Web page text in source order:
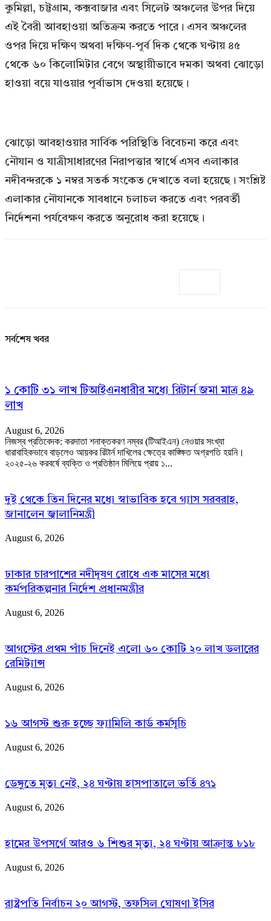
কুমিল্লা, চট্টগ্রাম, কক্সবাজার এবং সিলেট অঞ্চলের উপর দিয়ে
এই বৈরী আবহাওয়া অতিক্রম করতে পারে। এসব অঞ্চলের
ওপর দিয়ে দক্ষিণ অথবা দক্ষিণ-পূর্ব দিক থেকে ঘণ্টায় ৪৫
থেকে ৬০ কিলোমিটার বেগে অস্থায়ীভাবে দমকা অথবা ঝোড়ো
হাওয়া বয়ে যাওয়ার পূর্বাভাস দেওয়া হয়েছে।
ঝোড়ো আবহাওয়ার সার্বিক পরিস্থিতি বিবেচনা করে এবং
নৌযান ও যাত্রীসাধারণের নিরাপত্তার স্বার্থে এসব এলাকার
নদীবন্দরকে ১ নম্বর সতর্ক সংকেত দেখাতে বলা হয়েছে। সংশ্লিষ্ট
এলাকার নৌযানকে সাবধানে চলাচল করতে এবং পরবর্তী
নির্দেশনা পর্যবেক্ষণ করতে অনুরোধ করা হয়েছে।
সর্বশেষ খবর
১ কোটি ৩১ লাখ টিআইএনধারীর মধ্যে রিটার্ন জমা মাত্র ৪৯
লাখ
August 6, 2026
নিজস্ব প্রতিবেদক: করদাতা শনাক্তকরণ নম্বর (টিআইএন) নেওয়ার সংখ্যা
ধারাবাহিকভাবে বাড়লেও আয়কর রিটার্ন দাখিলের ক্ষেত্রে কাঙ্ক্ষিত অগ্রগতি হয়নি।
২০২৫-২৬ করবর্ষে ব্যক্তি ও প্রতিষ্ঠান মিলিয়ে প্রায় ১...
দুই থেকে তিন দিনের মধ্যে স্বাভাবিক হবে গ্যাস সরবরাহ,
জানালেন জ্বালানিমন্ত্রী
August 6, 2026
ঢাকার চারপাশের নদীদূষণ রোধে এক মাসের মধ্যে
কর্মপরিকল্পনার নির্দেশ প্রধানমন্ত্রীর
August 6, 2026
আগস্টের প্রথম পাঁচ দিনেই এলো ৬০ কোটি ২০ লাখ ডলারের
রেমিট্যান্স
August 6, 2026
১৬ আগস্ট শুরু হচ্ছে ফ্যামিলি কার্ড কর্মসূচি
August 6, 2026
ডেঙ্গুতে মৃত্যু নেই, ২৪ ঘণ্টায় হাসপাতালে ভর্তি ৪৭১
August 6, 2026
হামের উপসর্গে আরও ৬ শিশুর মৃত্যু, ২৪ ঘণ্টায় আক্রান্ত ৮১৮
August 6, 2026
রাষ্ট্রপতি নির্বাচন ২০ আগস্ট, তফসিল ঘোষণা ইসির